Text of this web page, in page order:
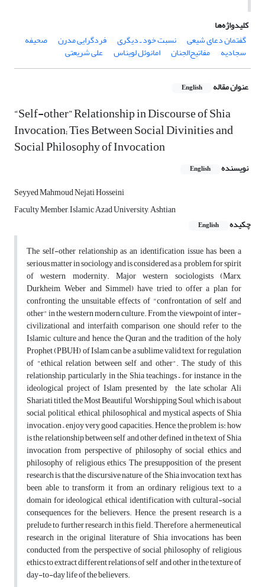
کلیدواژه‌ها
گفتمان دعای شیعی
نسبت خود ـ دیگری فردگرایی مدرن صحیفه
سجادیه مفاتیح‌الجنان امانوئل لویناس علی شریعتی
عنوان مقاله English
“Self-other” Relationship in Discourse of Shia
Invocation; Ties Between Social Divinities and
Social Philosophy of Invocation
نویسنده English
Seyyed Mahmoud Nejati Hosseini
Faculty Member, Islamic Azad University, Ashtian
چکیده
English
The self-other relationship as an identification issue has been a
serious matter in sociology and is considered as a problem for spirit
of western modernity. Major western sociologists (Marx,
Durkheim, Weber and Simmel) have tried to offer a plan for
confronting the unsuitable effects of "confrontation of self and
other" in the western modern culture. From the viewpoint of inter-
civilizational and interfaith comparison, one should refer to the
Islamic culture and hence the Quran and the tradition of the holy
Prophet (PBUH) of Islam can be a sublime valid text for regulation
of "ethical relation between self and other". The study of this
relationship, particularly in the Shia teachings – for instance in the
ideological project of Islam presented by the late scholar Ali
Shariati titled, the Most Beautiful Worshipping Soul, which is about
social, political, ethical, philosophical and mystical aspects of Shia
invocation – enjoy very good capacities. Hence, the problem is: how
is the relationship between self and other defined in the text of Shia
invocation from perspective of philosophy of social ethics and
philosophy of religious ethics The presupposition of the present
research is that the discursive nature of the Shia invocation text has
been able to transform it from an ordinary religious text to a
domain for ideological, ethical identification with cultural-social
consequences for the believers. Hence, the present research is a
prelude to further research in this field. Therefore, a hermeneutical
research in the original literature of Shia invocations has been
conducted from the perspective of social philosophy of religious
ethics to extract different relations of self and other in the texture of
day-to-day life of the believers.